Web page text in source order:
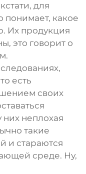
для
понимает, какое
Их продукция
это говорит о
есть
своих
них неплохая
такие
и стараются
среде. Ну,